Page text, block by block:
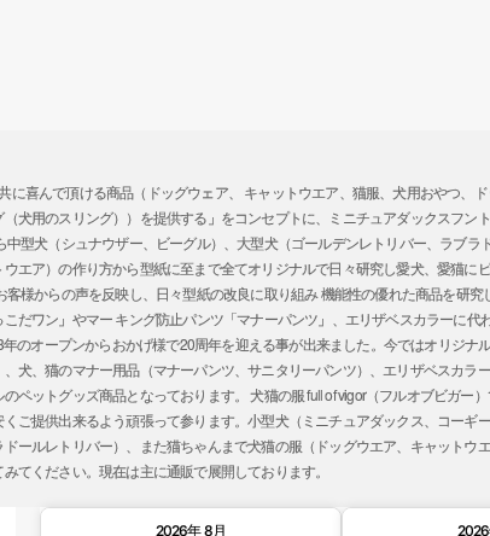
喜んで頂ける商品（ドッグウェア、 キャットウエア、猫服、犬用おやつ、
犬用のスリング））を提供する」をコンセプトに、ミニチュアダックスフン
型犬（シュナウザー、ビーグル）、大型犬（ゴールデンレトリバー、ラブラ
エア）の作り方から型紙に至まで全てオリジナルで日々研究し愛犬、愛猫に
様からの声を反映し、日々型紙の改良に取り組み 機能性の優れた商品を研究
だワン」やマー キング防止パンツ「マナーパンツ」、エリザベスカラーに代
のオープンからおかげ様で20周年を迎える事が出来ました。今ではオリジナ
犬、猫のマナー用品（マナーパンツ、サニタリーパンツ）、エリザベスカラ
ットグッズ商品となっております。 犬猫の服 full of vigor（フルオブビガー
ご提供出来るよう頑張って参ります。小型犬（ミニチュアダックス、コーギ
ールレトリバー）、また猫ちゃんまで犬猫の服（ドッグウエア、キャットウ
てください。現在は主に通販で展開しております。
2026年 8月